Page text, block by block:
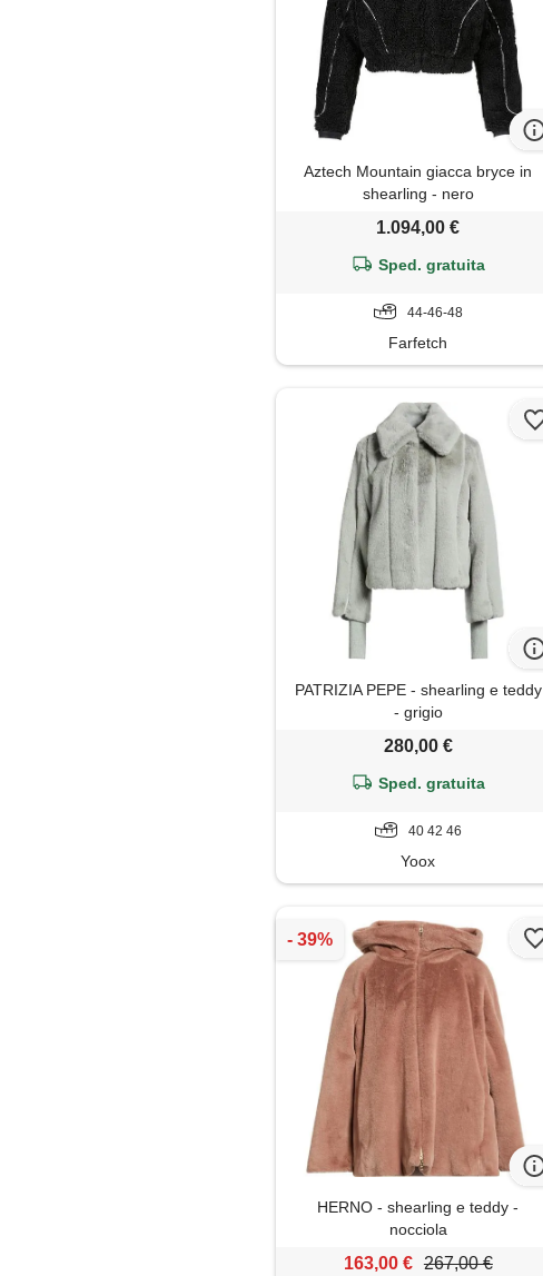
Aztech Mountain giacca bryce in
shearling - nero
1.094,00 €
Sped. gratuita
44-46-48
Farfetch
PATRIZIA PEPE - shearling e teddy
- grigio
280,00 €
Sped. gratuita
40 42 46
Yoox
HERNO - shearling e teddy -
nocciola
163,00 € 267,00 €